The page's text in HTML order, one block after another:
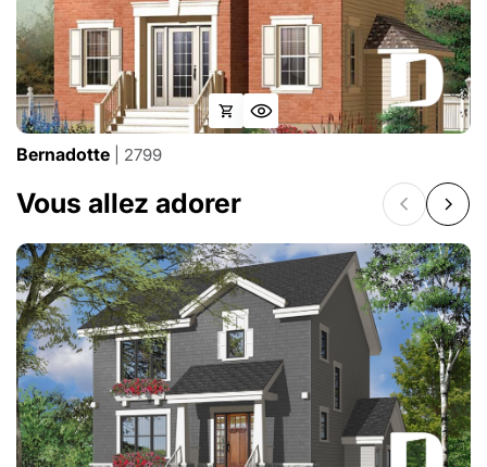
Bernadotte | 2799
Vous allez adorer